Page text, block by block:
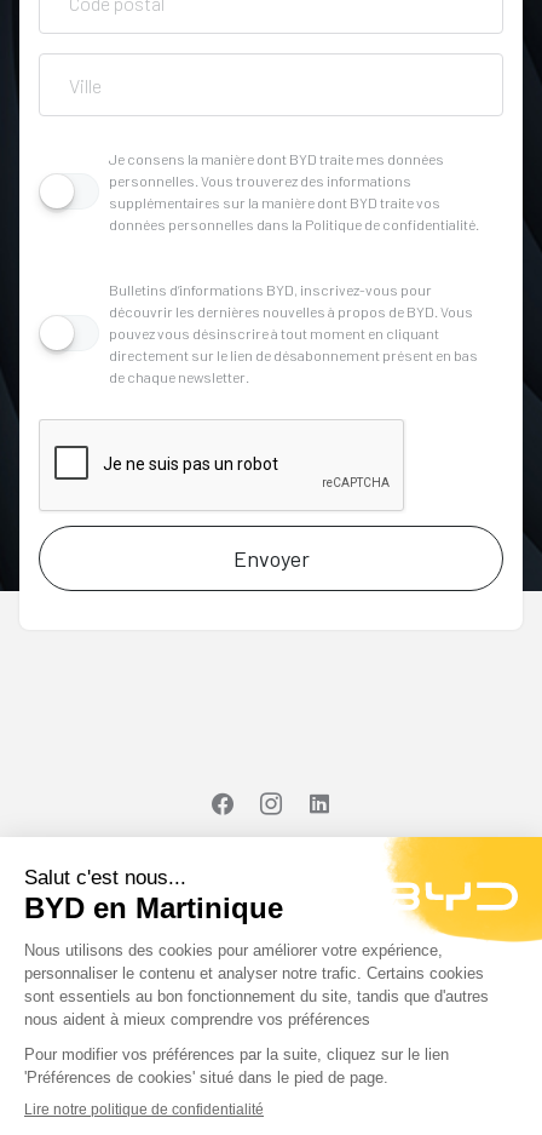
Je consens la manière dont BYD traite mes données
personnelles. Vous trouverez des informations
supplémentaires sur la manière dont BYD traite vos
données personnelles dans la Politique de confidentialité.
Bulletins d’informations BYD, inscrivez-vous pour
découvrir les dernières nouvelles à propos de BYD. Vous
pouvez vous désinscrire à tout moment en cliquant
directement sur le lien de désabonnement présent en bas
de chaque newsletter.
Envoyer
#SeDéplacerMoinsPolluer
© 2023 BYD Martinique
Découvrir BYD
Simuler vos économies
Contact
CGV